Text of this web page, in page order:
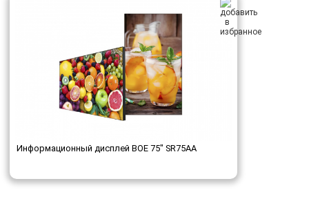
Информационный дисплей BOE 75" SR75AA